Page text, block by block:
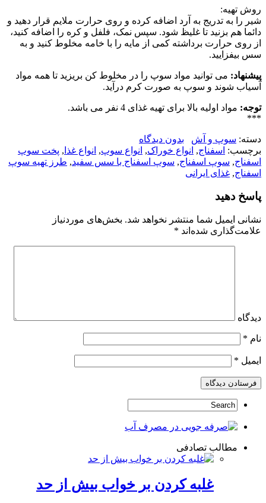
روش تهیه:
شیر را به تدریج به آرد اضافه کرده و روی حرارت ملایم قرار دهید و
دائما هم بزنید تا غلیظ شود. سپس نمک، فلفل و کره را اضافه کنید،
از روی حرارت برداشته کمی از مایه را با خامه مخلوط کنید و به
سس بیفزایید.
پیشنهاد: می توانید مواد سوپ را در مخلوط کن بریزید تا همه مواد
آسیاب شوند و سوپ به صورت کرم درآید.
توجه: مواد اولیه بالا برای تهیه غذای 4 نفر می باشد.
***
دسته: سوپ و آش
بدون دیدگاه
برچسب: اسفناج, انواع خوراک, انواع سوپ, انواع غذا , پخت سوپ
اسفناج, سوپ اسفناج, سوپ اسفناج با سس سفید, طرز تهیه سوپ
اسفناج, غذای ایرانی
پاسخ دهید
نشانی ایمیل شما منتشر نخواهد شد. بخش‌های موردنیاز
علامت‌گذاری شده‌اند *
دیدگاه
نام *
ایمیل *
مطالب تصادفی
غلبه کردن بر خواب بیش از حد